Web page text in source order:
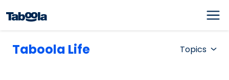
Taboola Life Topics